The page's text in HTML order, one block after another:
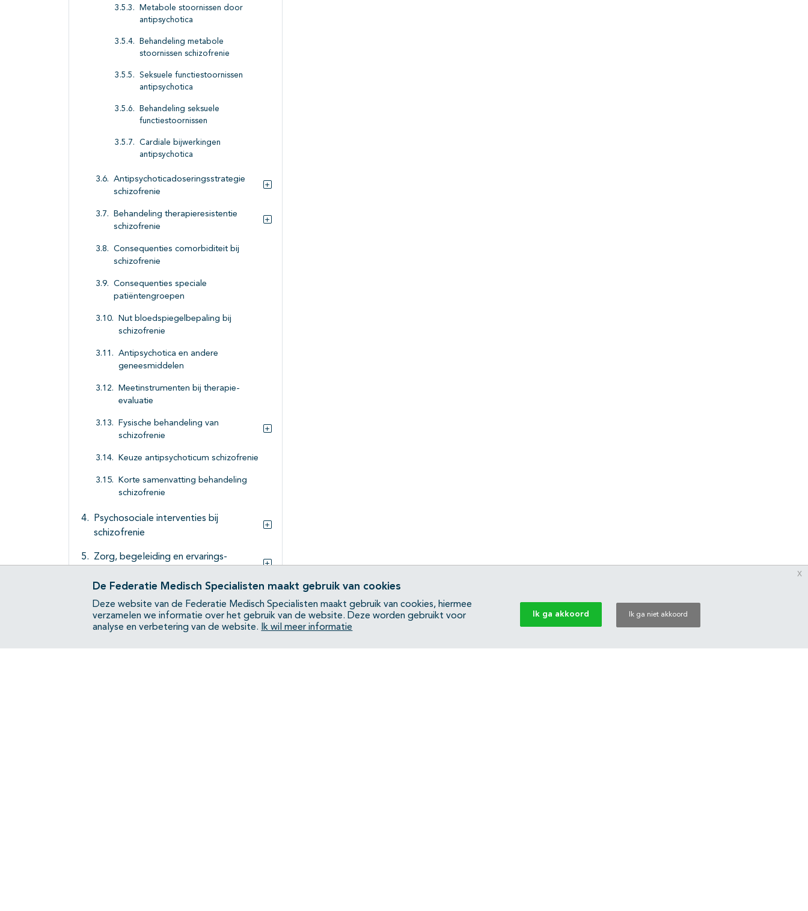
Metabole stoornissen door
antipsychotica
Behandeling metabole
stoornissen schizofrenie
Seksuele functiestoornissen
antipsychotica
Behandeling seksuele
functiestoornissen
Cardiale bijwerkingen
antipsychotica
Antipsychoticadoseringsstrategie
schizofrenie
Behandeling therapieresistentie
schizofrenie
Consequenties comorbiditeit bij
schizofrenie
Consequenties speciale
patiëntengroepen
Nut bloedspiegelbepaling bij
schizofrenie
Antipsychotica en andere
geneesmiddelen
Meetinstrumenten bij therapie-
evaluatie
Fysische behandeling van
schizofrenie
Keuze antipsychoticum schizofrenie
Korte samenvatting behandeling
schizofrenie
Psychosociale interventies bij
schizofrenie
Zorg, begeleiding en ervarings-
rehabilitatie
Subpagina's open- en dichtklappen
Zorgorganisatie bij behandeling
schizofrenie
De Federatie Medisch Specialisten maakt gebruik van cookies
Deze website van de Federatie Medisch Specialisten maakt gebruik van cookies, hiermee
verzamelen we informatie over het gebruik van de website. Deze worden gebruikt voor
analyse en verbetering van de website.
Ik wil meer informatie
Ik ga akkoord Ik ga niet akkoord
x